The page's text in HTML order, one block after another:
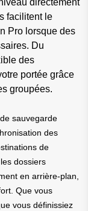
directement
facilitent le
Pro lorsque des
Du
des
portée grâce
groupées.
sauvegarde
des
de
dossiers
en arrière-plan,
Que vous
vous définissiez